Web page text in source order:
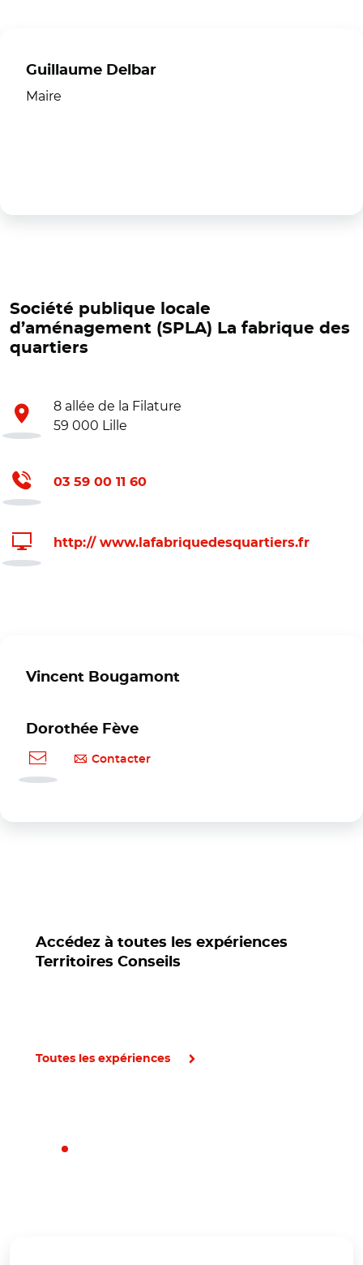
Guillaume Delbar
Maire
Société publique locale
d’aménagement (SPLA) La fabrique des
quartiers
8 allée de la Filature
59 000 Lille
03 59 00 11 60
http:// www.lafabriquedesquartiers.fr
Vincent Bougamont
Dorothée Fève
Contacter
Accédez à toutes les expériences
Territoires Conseils
Toutes les expériences